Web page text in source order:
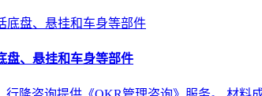
盘、悬挂和车身等部件